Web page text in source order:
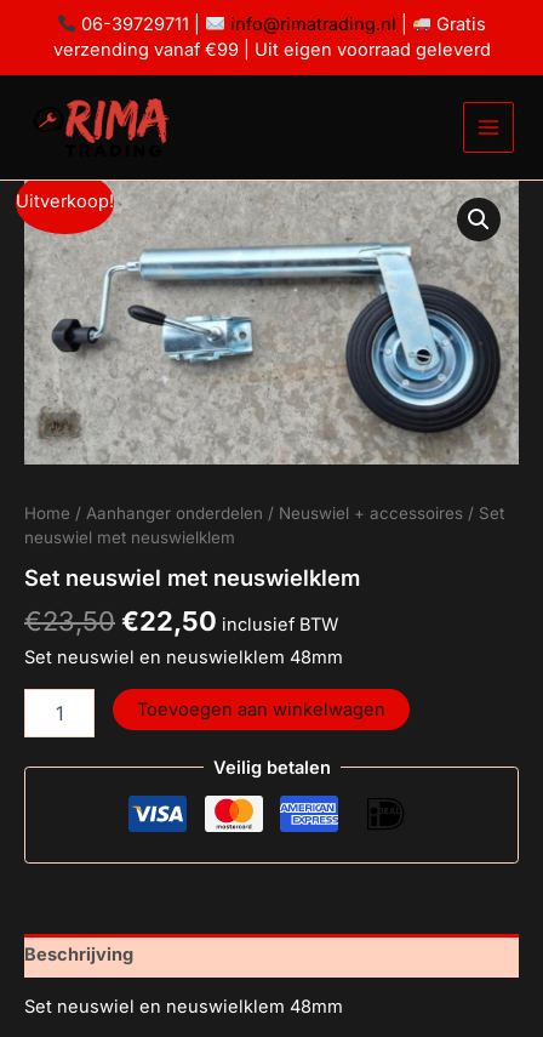
06-39729711 | info@rimatrading.nl
Gratis
verzending vanaf €99 | Uit eigen voorraad geleverd
Uitverkoop!
Home / Aanhanger onderdelen / Neuswiel + accessoires / Set
neuswiel met neuswielklem
Set neuswiel met neuswielklem
€23,50
Oorspronkelijke
prijs
was:
€23,50.
€22,50
Huidige
prijs
is:
€22,50.
inclusief BTW
Set neuswiel en neuswielklem 48mm
Set
neuswiel
met
neuswielklem
aantal
Toevoegen aan winkelwagen
Veilig betalen
Beschrijving
Set neuswiel en neuswielklem 48mm
neuswielklem
aantal